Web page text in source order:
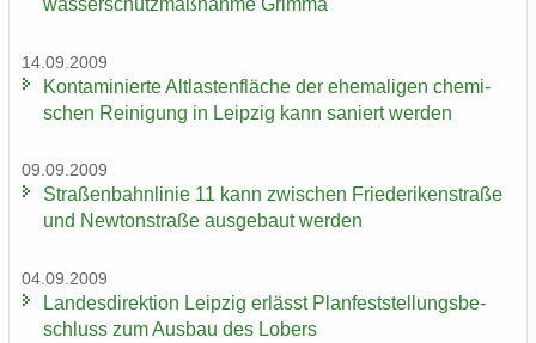
was­ser­schutz­maß­nah­me Grim­ma
14.09.2009
Kon­ta­mi­nier­te Alt­las­ten­flä­che der ehe­ma­li­gen che­mi­
schen Rei­ni­gung in Leip­zig kann sa­niert wer­den
09.09.2009
Stra­ßen­bahn­li­nie 11 kann zwi­schen Frie­de­ri­ken­stra­ße
und New­ton­stra­ße aus­ge­baut wer­den
04.09.2009
Lan­des­di­rek­ti­on Leip­zig er­lässt Plan­fest­stel­lungs­be­
schluss zum Aus­bau des Lobers